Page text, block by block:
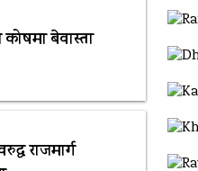
बेवास्ता
राजमार्ग